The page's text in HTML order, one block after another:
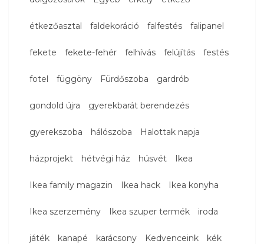
étkezőasztal faldekoráció falfestés falipanel
fekete fekete-fehér felhívás felújítás festés
fotel függöny Fürdőszoba gardrób
gondold újra gyerekbarát berendezés
gyerekszoba hálószoba Halottak napja
házprojekt hétvégi ház húsvét Ikea
Ikea family magazin Ikea hack Ikea konyha
Ikea szerzemény Ikea szuper termék iroda
játék kanapé karácsony Kedvenceink kék